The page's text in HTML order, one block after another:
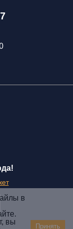
в
вы
Принять